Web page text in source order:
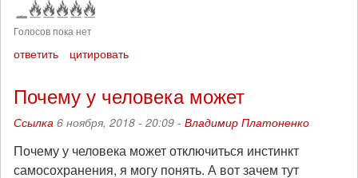
Голосов пока нет
ответить цитировать
Почему у человека может
Ссылка 6 ноября, 2018 - 20:09 - Владимир Платоненко
Почему у человека может отключиться инстинкт
самосохранения, я могу понять. А вот зачем тут